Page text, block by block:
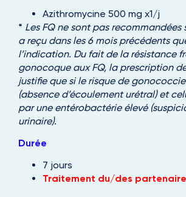
Azithromycine 500 mg x1/j
* Les FQ ne sont pas
a reçu dans les 6 mois précédents
l’indication. Du fait de la résistance
gonocoque aux FQ, la prescription
justifie que si le risque de
(absence d’écoulement urétral) et
par une entérobactérie élevé
urinaire).
Durée
7 jours
Traitement du/des